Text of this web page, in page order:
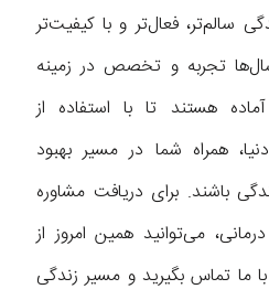
سالم‌تر، فعال‌تر و با کیفیت‌تر
تجربه و تخصص در زمینه
هستند تا با استفاده از
همراه شما در مسیر بهبود
باشند. برای دریافت مشاوره
می‌توانید همین امروز از
طریق شماره ۰۲۱۹۱۳۰۸۶۷۶ با ما تماس بگیرید و مسیر زندگی